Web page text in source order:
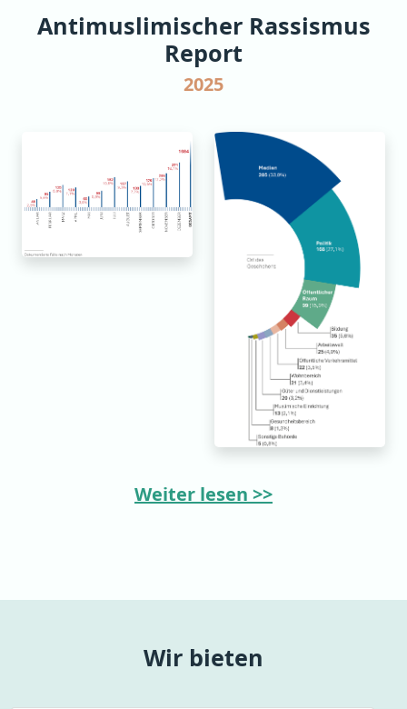
Antimuslimischer Rassismus
Report
2025
Weiter lesen >>
Wir bieten